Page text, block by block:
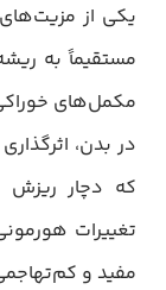
یکی از
مستقیماً به
مکمل‌های
در بدن،
که دچار ریزش
تغییرات
مفید و